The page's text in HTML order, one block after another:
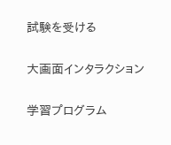
試験を受ける
大画面インタラクション
学習プログラム